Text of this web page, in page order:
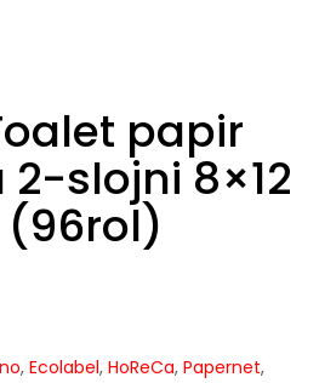
papir
2-slojni 8×12
, Ecolabel, HoReCa, Papernet,